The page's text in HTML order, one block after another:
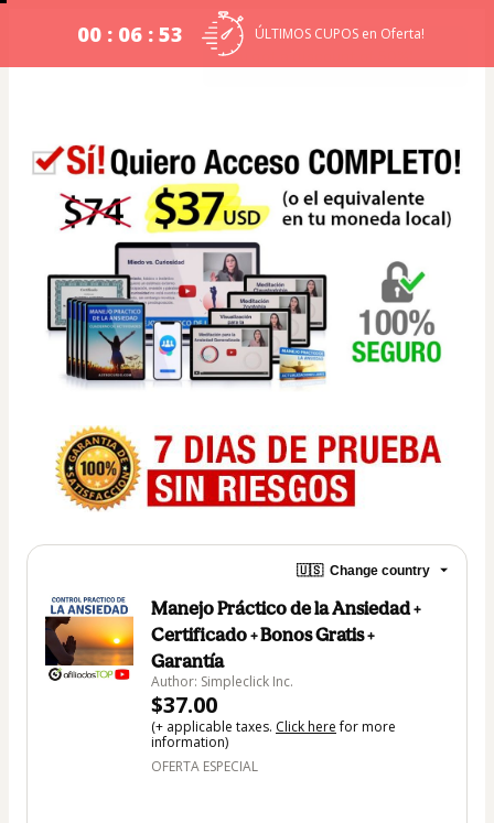
00 : 06 : 52 ÚLTIMOS CUPOS en Oferta!
🇺🇸 Change country
Manejo Práctico de la Ansiedad +
Certificado + Bonos Gratis +
Garantía
Author: Simpleclick Inc.
$37.00
(+ applicable taxes. Click herefor more
information)
OFERTA ESPECIAL